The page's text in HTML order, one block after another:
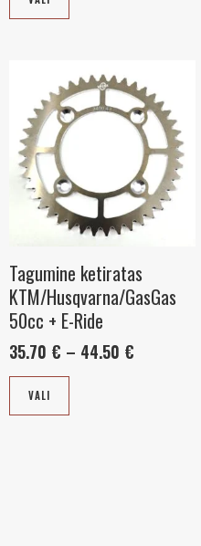
Tagumine ketiratas
KTM/Husqvarna/GasGas
50cc + E-Ride
35.70 € – 44.50 €
35.70 €
kuni
44.50 €
VALI
Sellel
tootel
on
Valikuid
saab
teha
tootelehel.